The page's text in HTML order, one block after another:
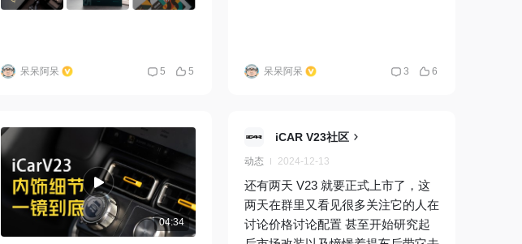
样盲定了 我开过 i8 几百公里，我觉
粉，所以每一台车必换理想 但其实
家庭，寒暑假是家庭 小朋友们越来
越大，越来越有自己的独立思考和行
动能力 安全座椅 / 婴儿车 / 奶粉奶瓶
/ 尿不湿换洗衣服 已经逐渐离我们远
去 后排娱乐屏播放的内容也从小猪
佩奇汪汪队变成了脱口秀哈利波特甚
呆呆阿呆 5 5
些东西 为了更直观的呈现 我把他们变
的事情 如果大家觉得这个形式还 OK 我会
把这个系列持续更新下去 讲车机讲产品讲
设计 第二集在制作路上了 同时招募热爱
动画的小伙伴 一起做一些 有意思的 小东
西 嘻嘻
呆呆阿呆 3 6
04:34
iCAR V23社区
动态 2024-12-13
还有两天 V23 就要正式上市了，这
两天在群里又看见很多关注它的人在
讨论价格讨论配置 甚至开始研究起